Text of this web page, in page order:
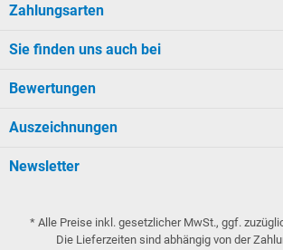
Zahlungsarten
Sie finden uns auch bei
Bewertungen
Auszeichnungen
Newsletter
* Alle Preise inkl. gesetzlicher MwSt., ggf.
Die Lieferzeiten sind abhängig von der